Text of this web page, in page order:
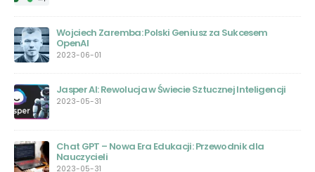
Wojciech Zaremba: Polski Geniusz za Sukcesem
OpenAI
2023-06-01
Jasper AI: Rewolucja w Świecie Sztucznej Inteligencji
2023-05-31
Chat GPT – Nowa Era Edukacji: Przewodnik dla
Nauczycieli
2023-05-31